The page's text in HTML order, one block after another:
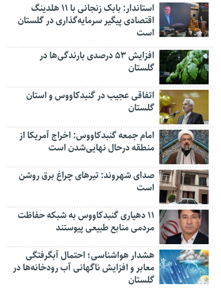
استاندار: بابک زنجانی با ۱۱ هلدینگ
اقتصادی پیگیر سرمایه‌گذاری در گلستان
است
افزایش ۵۳ درصدی بارندگی‌ها در
گلستان
اتفاقی عجیب در‌ گنبدکاووس و استان
گلستان
امام جمعه گنبدکاووس: اخراج آمریکا از
منطقه درحال نهایی‌شدن است
صدای شهروند: تیرهای چراغ برق روشن
است
۱۱ دهیاری گنبدکاووس به شبکه حفاظت
مردمی منابع طبیعی پیوستند
هشدار هواشناسی؛ احتمال آبگرفتگی
معابر و افزایش ناگهانی آب رودخانه‌ها در
گلستان